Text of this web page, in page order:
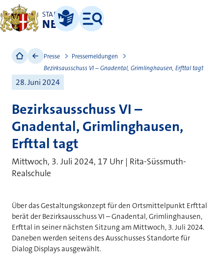
STADT
NEUSS
Leichte Sprache
Menü
Presse
Pressemeldungen
Bezirksausschuss VI – Gnadental, Grimlinghausen, Erfttal tagt
28. Juni 2024
Bezirksausschuss VI –
Gnadental, Grimlinghausen,
Erfttal tagt
Mittwoch, 3. Juli 2024, 17 Uhr | Rita-Süssmuth-
Realschule
Über das Gestaltungskonzept für den Ortsmittelpunkt Erfttal
berät der Bezirksausschuss VI – Gnadental, Grimlinghausen,
Erfttal in seiner nächsten Sitzung am Mittwoch, 3. Juli 2024.
Daneben werden seitens des Ausschusses Standorte für
Dialog Displays ausgewählt.